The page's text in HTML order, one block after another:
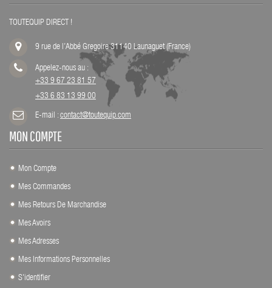
TOUTEQUIP DIRECT !
9 rue de l’Abbé Gregoire 31140 Launaguet (France)
Appelez-nous au :
+33 9 67 23 81 57
+33 6 83 13 99 00
E-mail : contact@toutequip.com
MON COMPTE
Mon Compte
Mes Commandes
Mes Retours De Marchandise
Mes Avoirs
Mes Adresses
Mes Informations Personnelles
S'identifier